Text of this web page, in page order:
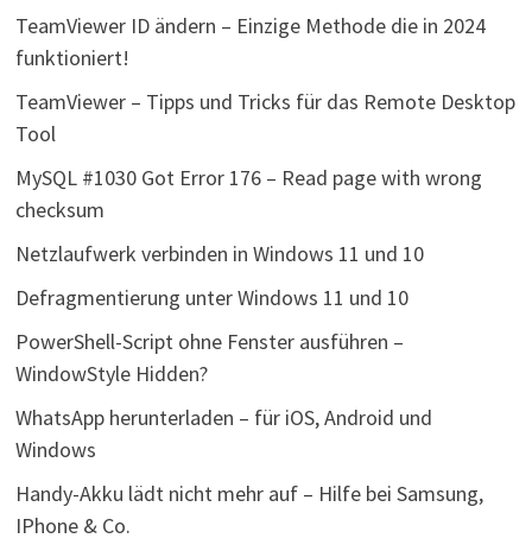
TeamViewer ID ändern – Einzige Methode die in 2024
funktioniert!
TeamViewer – Tipps und Tricks für das Remote Desktop
Tool
MySQL #1030 Got Error 176 – Read page with wrong
checksum
Netzlaufwerk verbinden in Windows 11 und 10
Defragmentierung unter Windows 11 und 10
PowerShell-Script ohne Fenster ausführen –
WindowStyle Hidden?
WhatsApp herunterladen – für iOS, Android und
Windows
Handy-Akku lädt nicht mehr auf – Hilfe bei Samsung,
IPhone & Co.